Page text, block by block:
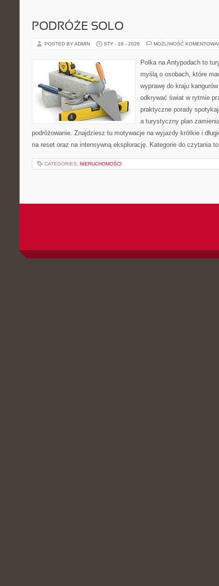
PODRÓŻE SOLO
POSTED BY ADMIN STY - 16 - 2026 MOŻLIWOŚĆ
Polka na Antypodach to
myślą o osobach, które
wyprawę do kraju
odkrywać świat w rytmie
praktyczne porady
a turystyczny plan
podróżowanie. Znajdziesz tu motywacje na wyjazdy krótkie i
na reset oraz na intensywną eksplorację. Kategorie do czytania
CATEGORIES: NIERUCHOMOŚCI